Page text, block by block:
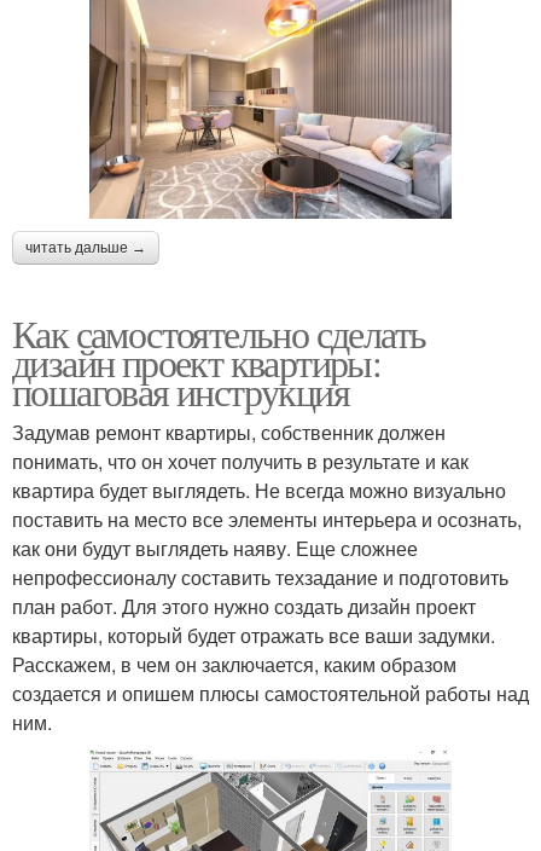
читать дальше →
Как самостоятельно сделать
дизайн проект квартиры:
пошаговая инструкция
Задумав ремонт квартиры, собственник должен
понимать, что он хочет получить в результате и как
квартира будет выглядеть. Не всегда можно визуально
поставить на место все элементы интерьера и осознать,
как они будут выглядеть наяву. Еще сложнее
непрофессионалу составить техзадание и подготовить
план работ. Для этого нужно создать дизайн проект
квартиры, который будет отражать все ваши задумки.
Расскажем, в чем он заключается, каким образом
создается и опишем плюсы самостоятельной работы над
ним.